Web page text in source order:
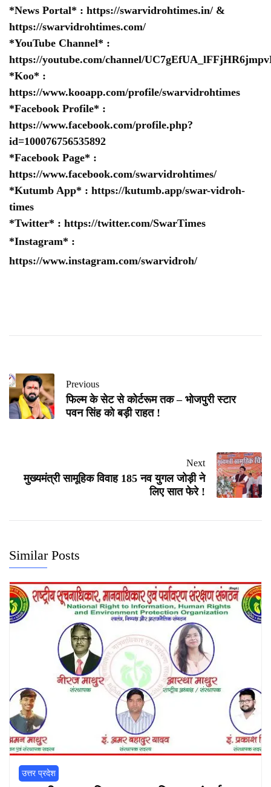
*News Portal* : https://swarvidrohtimes.in/ &
https://swarvidrohtimes.com/
*YouTube Channel* :
https://youtube.com/channel/
*Koo* :
https://www.kooapp.com/profile/swarvidrohtimes
*Facebook Profile* :
https://www.facebook.com/profile.php?
id=100076756535892
*Facebook Page* :
https://www.facebook.com/swarvidrohtimes/
*Kutumb App* : https://kutumb.app/swar-vidroh-
times
*Twitter* : https://twitter.com/SwarTimes
*Instagram* :
https://www.instagram.com/swarvidroh/
Previous
फिल्म के सेट से कोर्टरूम तक – भोजपुरी स्टार
पवन सिंह को बड़ी राहत !
Next
मुख्यमंत्री सामूहिक विवाह 185 नव युगल जोड़ी ने
लिए सात फेरे !
Similar Posts
उत्तर प्रदेश